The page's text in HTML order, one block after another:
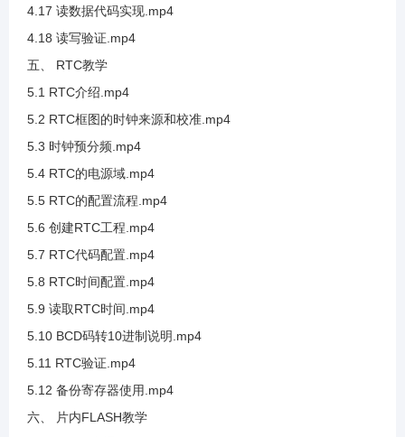
3.27 硬件IIC发送流程
3.28 硬件I2C接收之应答位使能
3.30 硬件IIC参数介绍
4.17 读数据代码实现.mp4
4.18 读写验证.mp4
五、 RTC教学
5.1 RTC介绍.mp4
5.2 RTC框图的时钟来源和校准.mp4
5.3 时钟预分频.mp4
5.4 RTC的电源域.mp4
5.5 RTC的配置流程.mp4
5.6 创建RTC工程.mp4
5.7 RTC代码配置.mp4
5.8 RTC时间配置.mp4
5.9 读取RTC时间.mp4
5.10 BCD码转10进制说明.mp4
5.11 RTC验证.mp4
5.12 备份寄存器使用.mp4
六、 片内FLASH教学